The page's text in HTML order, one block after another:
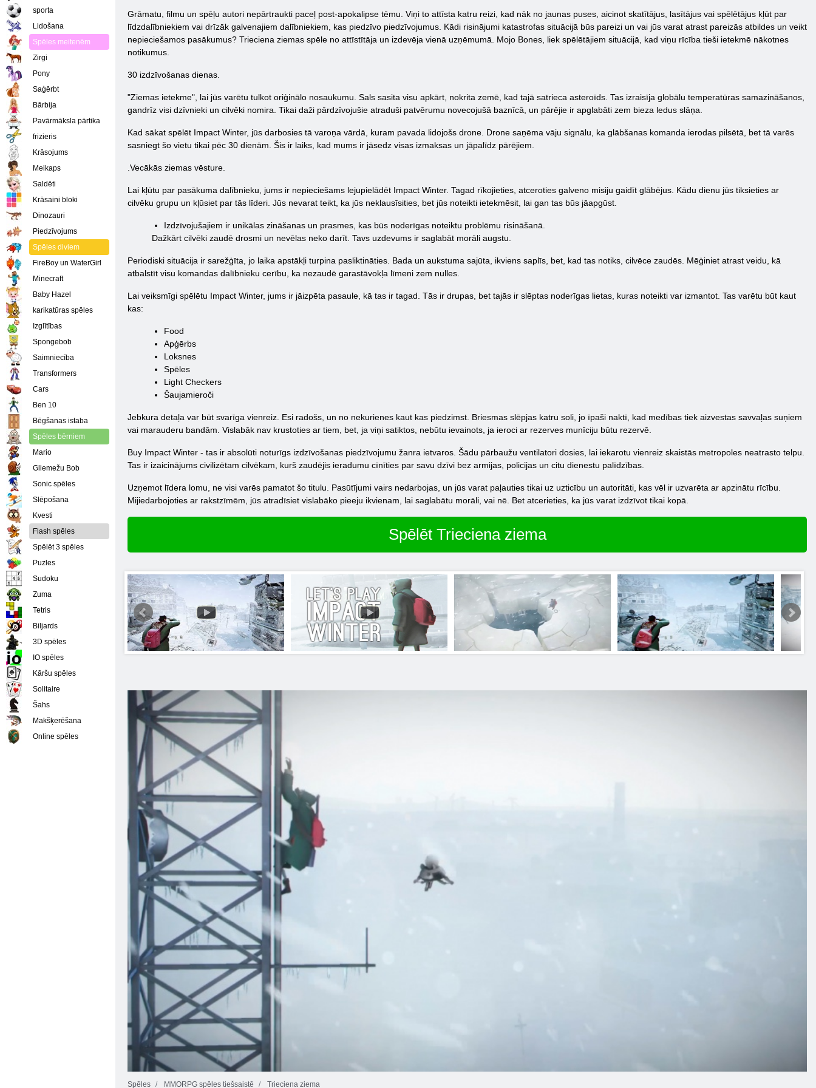
Grāmatu, filmu un spēļu autori nepārtraukti paceļ post-apokalipse tēmu. Viņi to attīsta katru reizi, kad nāk no jaunas puses, aicinot skatītājus, lasītājus vai spēlētājus kļūt par
līdzdalībniekiem vai drīzāk galvenajiem dalībniekiem, kas piedzīvo piedzīvojumus. Kādi risinājumi katastrofas situācijā būs pareizi un vai jūs varat atrast pareizās atbildes un veikt
nepieciešamos pasākumus? Trieciena ziemas spēle no attīstītāja un izdevēja vienā uzņēmumā. Mojo Bones, liek spēlētājiem situācijā, kad viņu rīcība tieši ietekmē nākotnes
notikumus.
30 izdzīvošanas dienas.
"Ziemas ietekme", lai jūs varētu tulkot oriģinālo nosaukumu. Sals sasita visu apkārt, nokrita zemē, kad tajā satrieca asteroīds. Tas izraisīja globālu temperatūras samazināšanos,
gandrīz visi dzīvnieki un cilvēki nomira. Tikai daži pārdzīvojušie atraduši patvērumu novecojušā baznīcā, un pārējie ir apglabāti zem bieza ledus slāņa.
Kad sākat spēlēt Impact Winter, jūs darbosies tā varoņa vārdā, kuram pavada lidojošs drone. Drone saņēma vāju signālu, ka glābšanas komanda ierodas pilsētā, bet tā varēs
sasniegt šo vietu tikai pēc 30 dienām. Šis ir laiks, kad mums ir jāsedz visas izmaksas un jāpalīdz pārējiem.
.Vecākās ziemas vēsture.
Lai kļūtu par pasākuma dalībnieku, jums ir nepieciešams lejupielādēt Impact Winter. Tagad rīkojieties, atceroties galveno misiju gaidīt glābējus. Kādu dienu jūs tiksieties ar
cilvēku grupu un kļūsiet par tās līderi. Jūs nevarat teikt, ka jūs neklausīsities, bet jūs noteikti ietekmēsit, lai gan tas būs jāapgūst.
Izdzīvojušajiem ir unikālas zināšanas un prasmes, kas būs noderīgas noteiktu problēmu risināšanā.
Dažkārt cilvēki zaudē drosmi un nevēlas neko darīt. Tavs uzdevums ir saglabāt morāli augstu.
Periodiski situācija ir sarežģīta, jo laika apstākļi turpina pasliktināties. Bada un aukstuma sajūta, ikviens saplīs, bet, kad tas notiks, cilvēce zaudēs. Mēģiniet atrast veidu, kā
atbalstīt visu komandas dalībnieku cerību, ka nezaudē garastāvokļa līmeni zem nulles.
Lai veiksmīgi spēlētu Impact Winter, jums ir jāizpēta pasaule, kā tas ir tagad. Tās ir drupas, bet tajās ir slēptas noderīgas lietas, kuras noteikti var izmantot. Tas varētu būt kaut
kas:
Food
Apģērbs
Loksnes
Spēles
Light Checkers
Šaujamieroči
Jebkura detaļa var būt svarīga vienreiz. Esi radošs, un no nekurienes kaut kas piedzimst. Briesmas slēpjas katru soli, jo īpaši naktī, kad medības tiek aizvestas savvaļas suņiem
vai marauderu bandām. Vislabāk nav krustoties ar tiem, bet, ja viņi satiktos, nebūtu ievainots, ja ieroci ar rezerves munīciju būtu rezervē.
Buy Impact Winter - tas ir absolūti noturīgs izdzīvošanas piedzīvojumu žanra ietvaros. Šādu pārbaužu ventilatori dosies, lai iekarotu vienreiz skaistās metropoles neatrasto telpu.
Tas ir izaicinājums civilizētam cilvēkam, kurš zaudējis ieradumu cīnīties par savu dzīvi bez armijas, policijas un citu dienestu palīdzības.
Uzņemot līdera lomu, ne visi varēs pamatot šo titulu. Pasūtījumi vairs nedarbojas, un jūs varat paļauties tikai uz uzticību un autoritāti, kas vēl ir uzvarēta ar apzinātu rīcību.
Mijiedarbojoties ar rakstzīmēm, jūs atradīsiet vislabāko pieeju ikvienam, lai saglabātu morāli, vai nē. Bet atcerieties, ka jūs varat izdzīvot tikai kopā.
Spēlēt Trieciena ziema
Spēles MMORPG spēles tiešsaistē Trieciena ziema
sporta
Lidošana
Spēles meitenēm
Zirgi
Pony
Saģērbt
Bārbija
Pavārmāksla pārtika
frizieris
Krāsojums
Meikaps
Saldēti
Krāsaini bloki
Dinozauri
Piedzīvojums
Spēles diviem
FireBoy un WaterGirl
Minecraft
Baby Hazel
karikatūras spēles
Izglītības
Spongebob
Saimniecība
Transformers
Cars
Ben 10
Bēgšanas istaba
Spēles bērniem
Mario
Gliemežu Bob
Sonic spēles
Slēpošana
Kvesti
Flash spēles
Spēlēt 3 spēles
Puzles
Sudoku
Zuma
Tetris
Biljards
3D spēles
IO spēles
Kāršu spēles
Solitaire
Šahs
Makšķerēšana
Online spēles